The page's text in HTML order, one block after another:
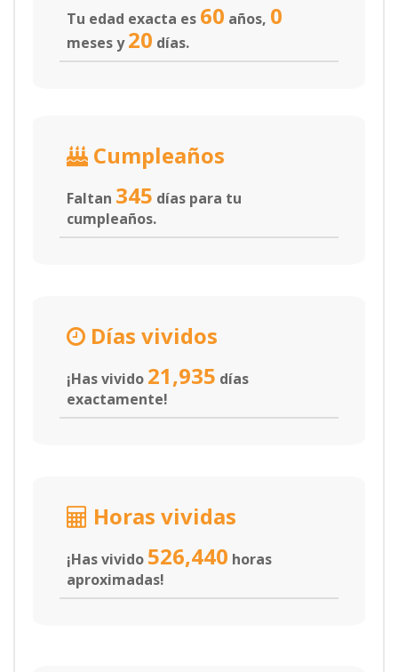
Tu edad exacta es 60 años, 0
meses y20 días.
Cumpleaños
Faltan 345 días para tu
cumpleaños.
Días vividos
¡Has vivido 21,935 días
exactamente!
Horas vividas
¡Has vivido 526,440 horas
aproximadas!